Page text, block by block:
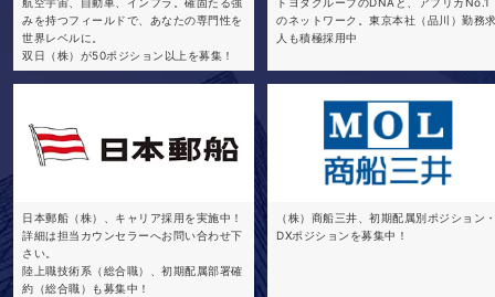
みを持つフィールドで、あなたの専門性を
世界レベルに。
双日（株）が50ポジション以上を募集！
のネットワーク。東京本社（品川）勤務
人も積極採用中
日本郵船（株）、キャリア採用を実施中！
詳細は担当カウンセラーへお問い合わせ下
さい。
陸上職技術系（総合職）、初期配属部署確
約（総合職）も募集中！
（株）商船三井、初期配属別ポジション
DXポジションを募集中！